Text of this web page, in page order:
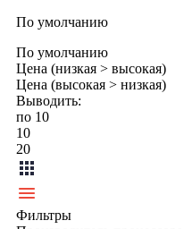
По умолчанию
По умолчанию
Цена (низкая > высокая)
Цена (высокая > низкая)
Выводить:
по 10
10
20
Фильтры